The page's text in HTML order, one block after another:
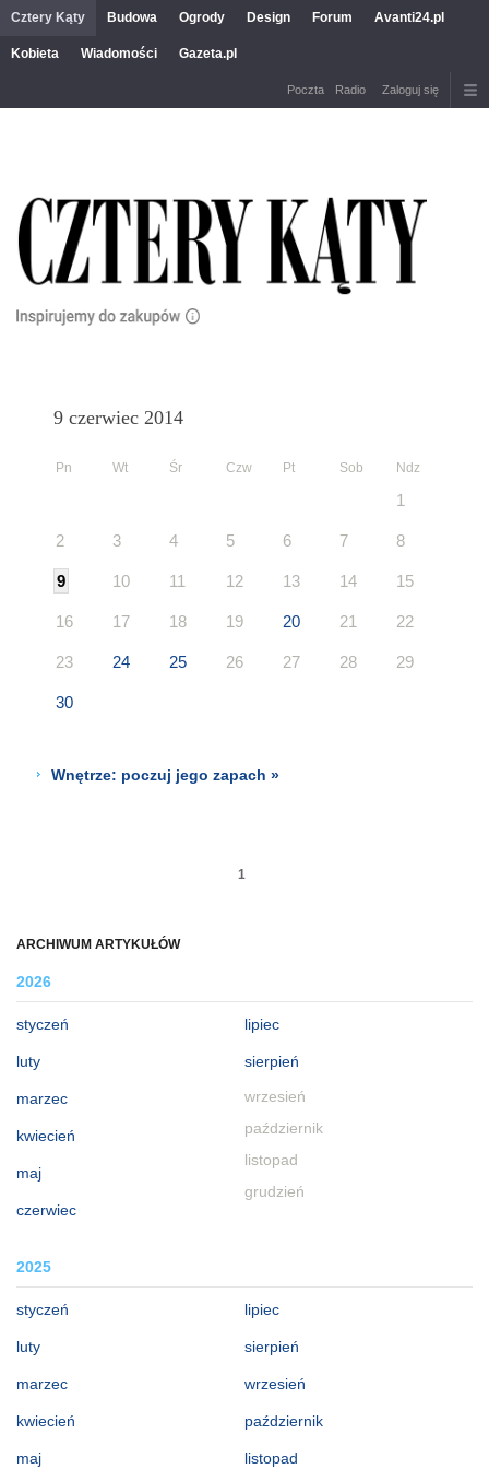
Cztery Kąty Budowa Ogrody Design Forum Avanti24.pl
Kobieta Wiadomości Gazeta.pl
Poczta Radio Zaloguj się
ARCHIWUM ARTYKUŁÓW
2026
styczeń
luty
marzec
kwiecień
maj
czerwiec
lipiec
sierpień
wrzesień
październik
listopad
grudzień
2025
styczeń
luty
marzec
kwiecień
maj
lipiec
sierpień
wrzesień
październik
listopad
9 czerwiec 2014
Pn Wt Śr Czw Pt Sob Ndz
1
2 3 4 5 6 7 8
9 10 11 12 13 14 15
16 17 18 19 20 21 22
23 24 25 26 27 28 29
30
Wnętrze: poczuj jego zapach »
1